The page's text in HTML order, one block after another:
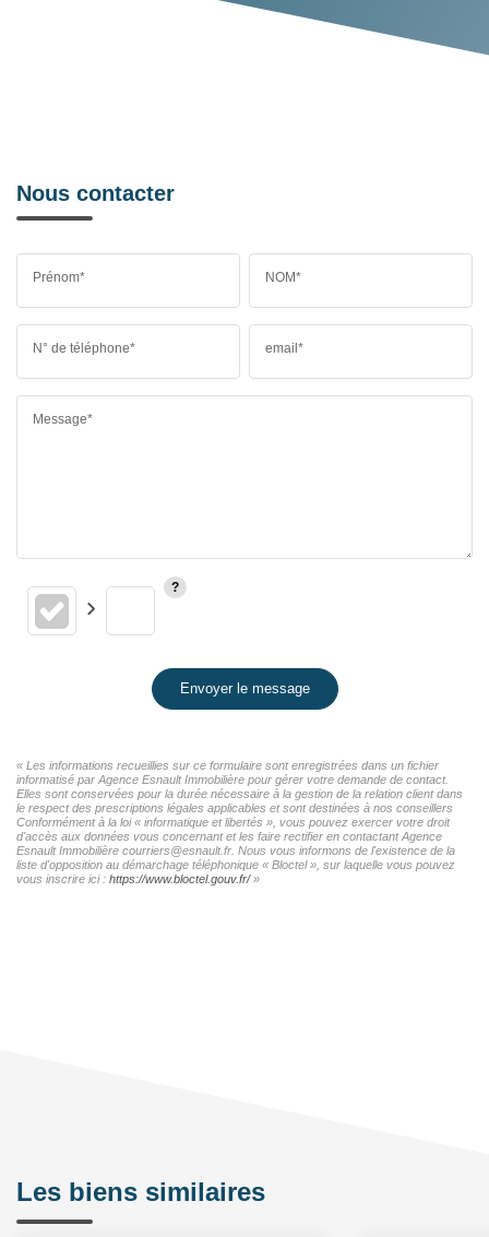
Nous contacter
Prénom* NOM*
N° de téléphone* email*
Message*
Envoyer le message
« Les informations recueillies sur ce formulaire sont enregistrées dans un fichier
informatisé par Agence Esnault Immobilière pour gérer votre demande de contact.
Elles sont conservées pour la durée nécessaire à la gestion de la relation client dans
le respect des prescriptions légales applicables et sont destinées à nos conseillers
Conformément à la loi « informatique et libertés », vous pouvez exercer votre droit
d'accès aux données vous concernant et les faire rectifier en contactant Agence
Esnault Immobilière courriers@esnault.fr. Nous vous informons de l'existence de la
liste d'opposition au démarchage téléphonique « Bloctel », sur laquelle vous pouvez
vous inscrire ici : https://www.bloctel.gouv.fr/»
Les biens similaires